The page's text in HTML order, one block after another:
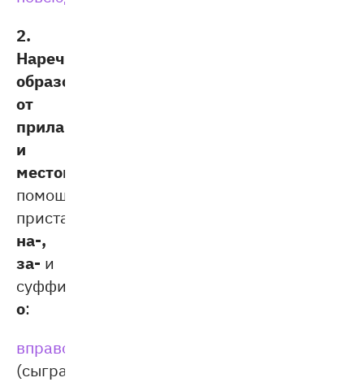
2.
Наречия,
образованные
от
прилагательных
и
местоимений
помощью
приставок
на-,
за- и
суффикса
о:
вправо
(сыграть).